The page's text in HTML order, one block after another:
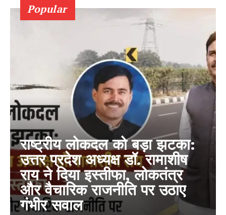
Popular
राष्ट्रीय लोकदल को बड़ा झटका:
उत्तर प्रदेश अध्यक्ष डॉ. रामाशीष
राय ने दिया इस्तीफा, लोकतंत्र
और वैचारिक राजनीति पर उठाए
गंभीर सवाल